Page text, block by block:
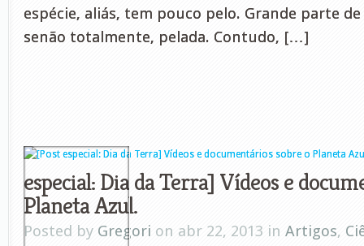
espécie, aliás, tem pouco pelo. Grande parte
senão totalmente, pelada. Contudo, […]
especial: Dia da Terra] Vídeos e
Planeta Azul.
Posted by Gregori on abr 22, 2013 in Artigos,